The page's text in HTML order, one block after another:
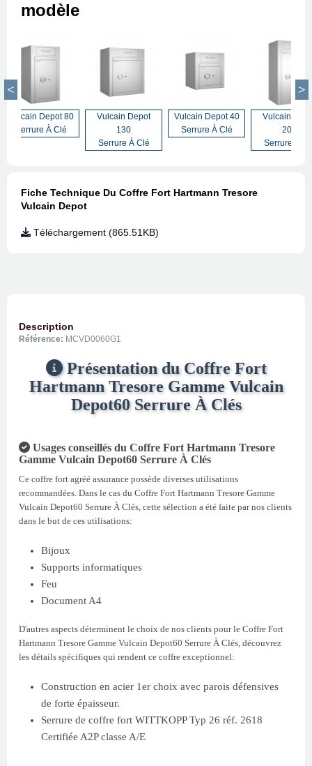
modèle
Vulcain Depot 80
Serrure À Clé
Vulcain Depot
130
Serrure À Clé
Vulcain Depot 40
Serrure À Clé
Vulcain
200
Serrure À
Fiche Technique Du Coffre Fort Hartmann Tresore
Vulcain Depot
Téléchargement (865.51KB)
Description
Référence: MCVD0060G1
Présentation du Coffre Fort
Hartmann Tresore Gamme Vulcain
Depot60 Serrure À Clés
Usages conseillés du Coffre Fort Hartmann Tresore
Gamme Vulcain Depot60 Serrure À Clés
Ce coffre fort agréé assurance possède diverses utilisations
recommandées. Dans le cas du Coffre Fort Hartmann Tresore Gamme
Vulcain Depot60 Serrure À Clés, cette sélection a été faite par nos clients
dans le but de ces utilisations:
Bijoux
Supports informatiques
Feu
Document A4
D'autres aspects déterminent le choix de nos clients pour le Coffre Fort
Hartmann Tresore Gamme Vulcain Depot60 Serrure À Clés, découvrez
les détails spécifiques qui rendent ce coffre exceptionnel:
Construction en acier 1er choix avec parois défensives
de forte épaisseur.
Serrure de coffre fort WITTKOPP Typ 26 réf. 2618
Certifiée A2P classe A/E